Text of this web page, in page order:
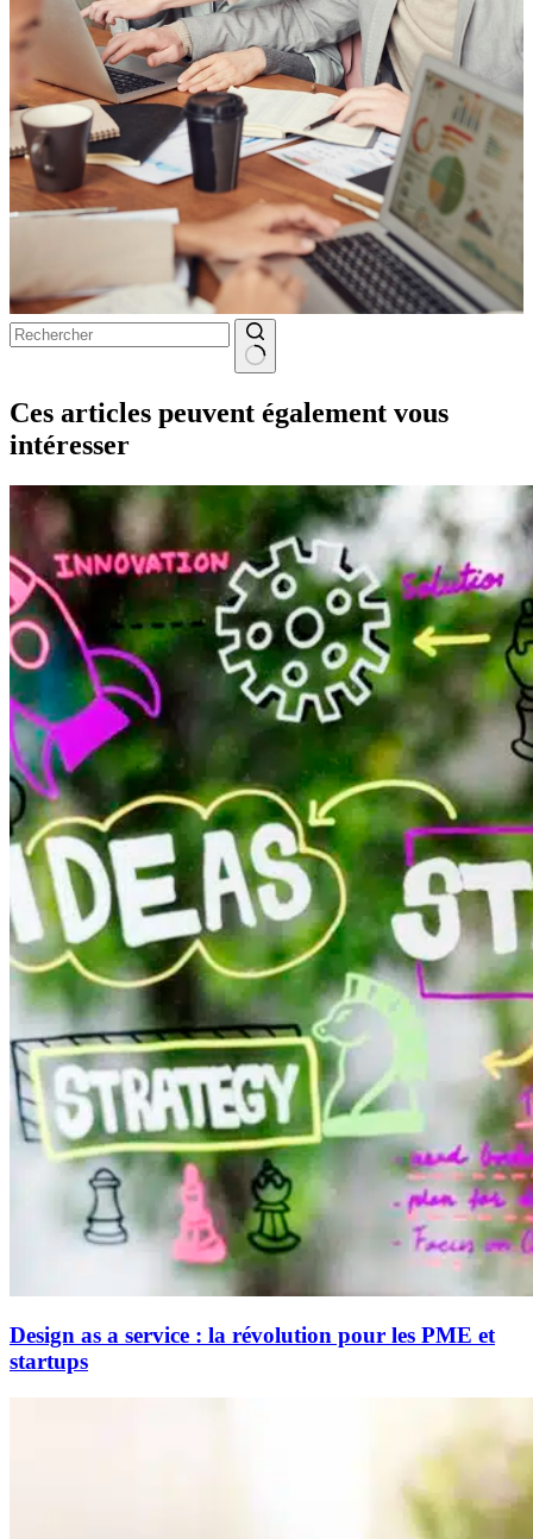
résultat
Ces articles peuvent également vous
intéresser
Design as a service : la révolution pour les PME et
startups